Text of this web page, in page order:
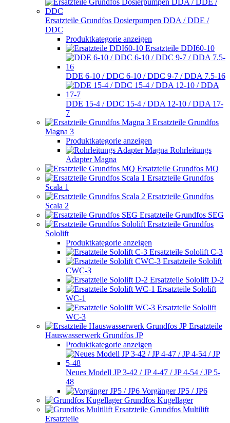
Ersatzteile Grundfos Dosierpumpen DDA / DDE /
DDC
Produktkategorie anzeigen
Ersatzteile DDI60-10
DDE 6-10 / DDC 6-10 / DDC 9-7 / DDA 7.5-16
DDE 15-4 / DDC 15-4 / DDA 12-10 / DDA 17-
7
Ersatzteile Grundfos
Magna 3
Produktkategorie anzeigen
Rohrleitungs
Adapter Magna
Ersatzteile Grundfos MQ
Ersatzteile Grundfos
Scala 1
Ersatzteile Grundfos
Scala 2
Ersatzteile Grundfos SEG
Ersatzteile Grundfos
Sololift
Produktkategorie anzeigen
Ersatzteile Sololift C-3
Ersatzteile Sololift
CWC-3
Ersatzteile Sololift D-2
Ersatzteile Sololift
WC-1
Ersatzteile Sololift
WC-3
Ersatzteile
Hauswasserwerk Grundfos JP
Produktkategorie anzeigen
Neues Modell JP 3-42 / JP 4-47 / JP 4-54 / JP 5-
48
Vorgänger JP5 / JP6
Grundfos Kugellager
Grundfos Multilift
Ersatzteile